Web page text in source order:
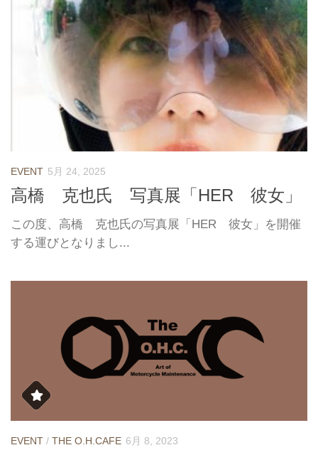
EVENT 5月 24, 2025
高橋 克也氏 写真展「HER 彼女」
この度、高橋 克也氏の写真展「HER 彼女」を開催
する運びとなりまし...
EVENT / THE O.H.CAFE 6月 8, 2023